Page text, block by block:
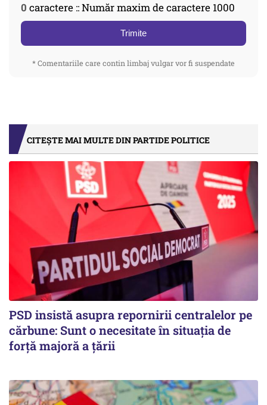
0 caractere :: Număr maxim de caractere 1000
Trimite
* Comentariile care contin limbaj vulgar vor fi suspendate
CITEȘTE MAI MULTE DIN PARTIDE POLITICE
PSD insistă asupra repornirii centralelor pe
cărbune: Sunt o necesitate în situația de
forță majoră a țării